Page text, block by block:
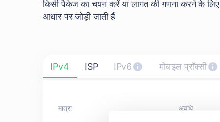
किसी पैकेज का चयन करें या लागत की गणना करने के
आधार पर जोड़ी जाती हैं
IPv4 ISP IPv6 मोबाइल प्रॉक्सी
मात्रा अवधि